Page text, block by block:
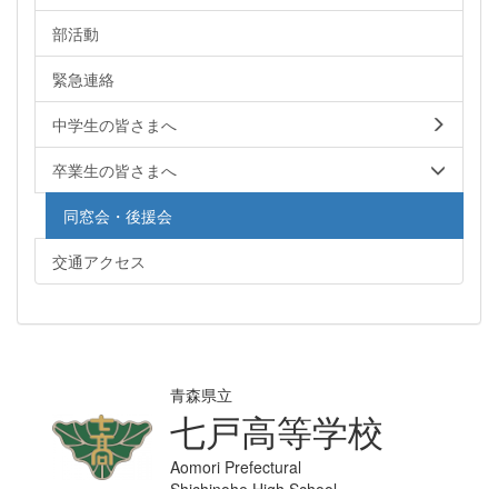
部活動
緊急連絡
中学生の皆さまへ
卒業生の皆さまへ
同窓会・後援会
交通アクセス
青森県立
七戸高等学校
Aomori Prefectural